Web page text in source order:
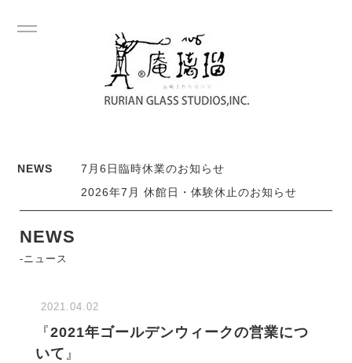
NEWS
7月6日臨時休業のお知らせ
2026年7月 休館日・体験休止のお知らせ
NEWS
-ニュース
2021.04.02
『2021年ゴールデンウィークの営業につ
いて 』